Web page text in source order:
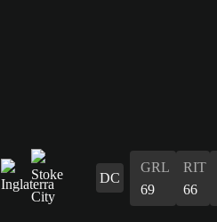
DC
GRL
69
RIT
66